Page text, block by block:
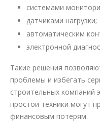
системами
датчиками нагрузки;
автоматическим
электронной
Такие решения
проблемы и избегать
строительных компаний
простои техники могут
финансовым потерям.